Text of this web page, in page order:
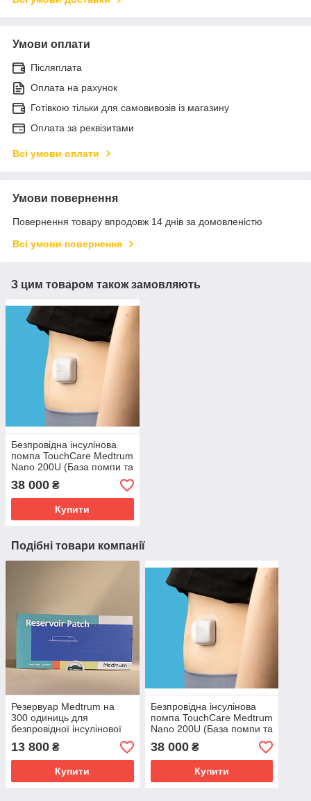
Умови оплати
Післяплата
Оплата на рахунок
Готівкою тільки для самовивозів із магазину
Оплата за реквізитами
Всі умови оплати
Умови повернення
Повернення товару впродовж 14 днів за домовленістю
Всі умови повернення
З цим товаром також замовляють
Безпровідна інсулінова
помпа TouchCare Medtrum
Nano 200U (База помпи та
резервуари)
38 000 ₴
Купити
Подібні товари компанії
Резервуар Medtrum на
300 одиниць для
безпровідної інсулінової
помпи Medtrum TouchCare
13 800 ₴
Купити
Безпровідна інсулінова
помпа TouchCare Medtrum
Nano 200U (База помпи та
38 000₴
Купити